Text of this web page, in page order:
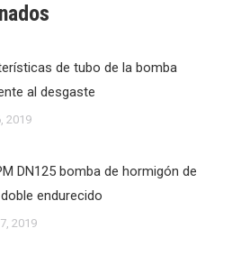
de tubo de la bomba
al desgaste
2019
DN125 bomba de hormigón de
endurecido
2019